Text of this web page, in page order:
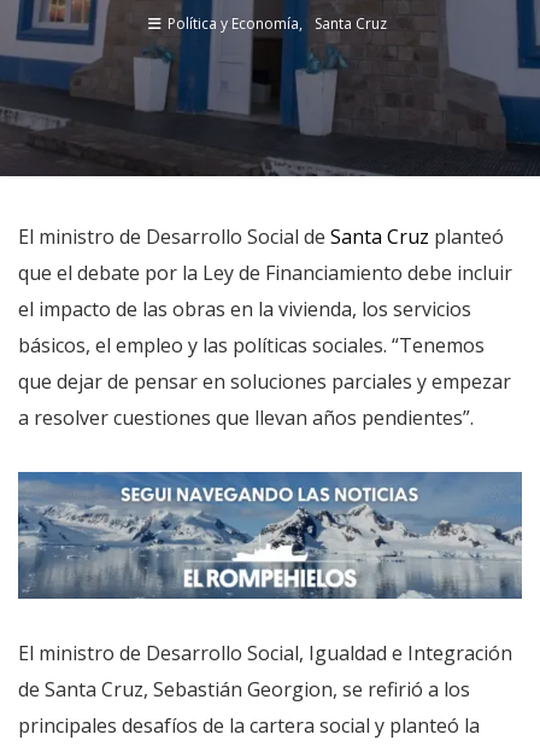
Política y Economía Santa Cruz
El ministro de Desarrollo Social de Santa Cruz planteó
que el debate por la Ley de Financiamiento debe incluir
el impacto de las obras en la vivienda, los servicios
básicos, el empleo y las políticas sociales. “Tenemos
que dejar de pensar en soluciones parciales y empezar
a resolver cuestiones que llevan años pendientes”.
El ministro de Desarrollo Social, Igualdad e Integración
de Santa Cruz, Sebastián Georgion, se refirió a los
principales desafíos de la cartera social y planteó la